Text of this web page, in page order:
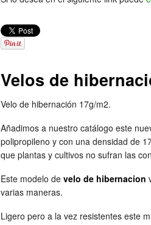
Velos de
Velo de hibernación 17g/m2.
Añadimos a nuestro catálogo este
polipropileno y con una densidad de
que plantas y cultivos no sufran las
Este modelo de velo de hibernacion
varias maneras.
Ligero pero a la vez resistentes este